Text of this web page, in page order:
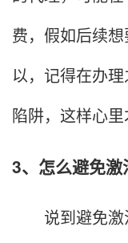
费，假如后续
以，记得在办
陷阱，这样心里
3、怎么避免
说到避免激